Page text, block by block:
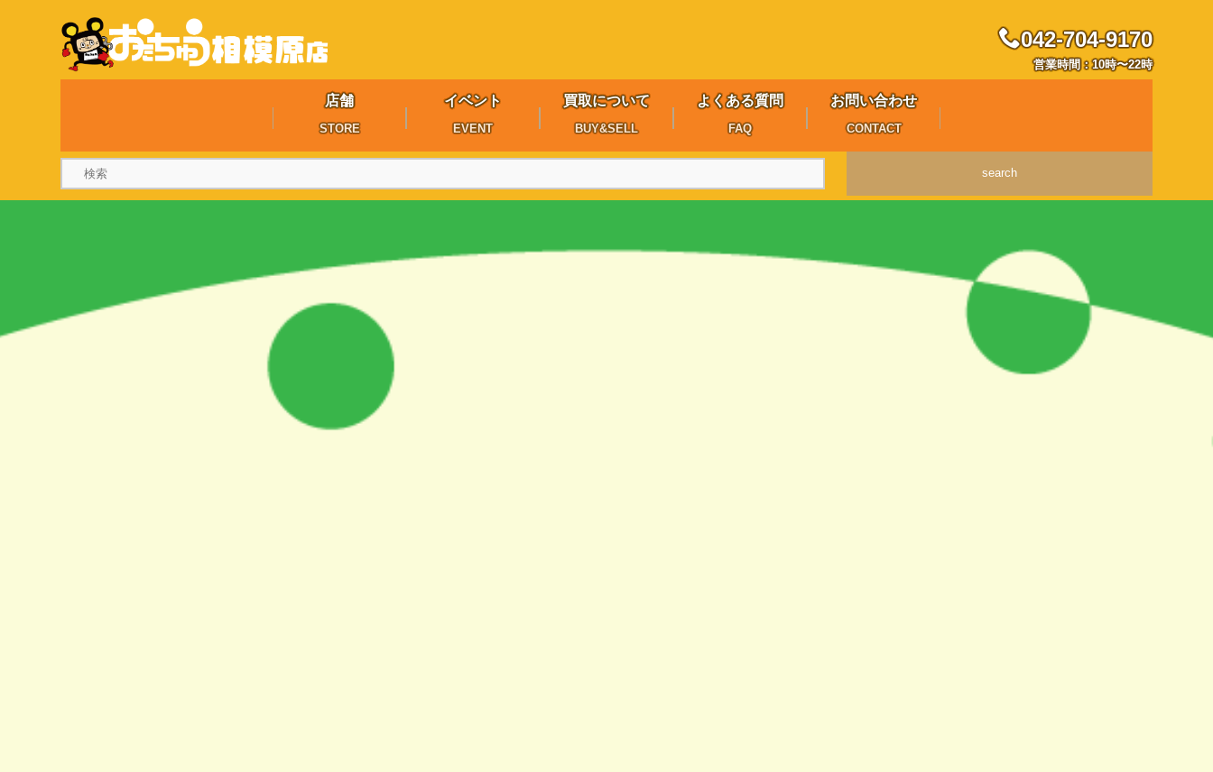
042-704-9170
営業時間：10時〜22時
店舗
STORE
イベント
EVENT
買取について
BUY&SELL
よくある質問
FAQ
お問い合わせ
CONTACT
search